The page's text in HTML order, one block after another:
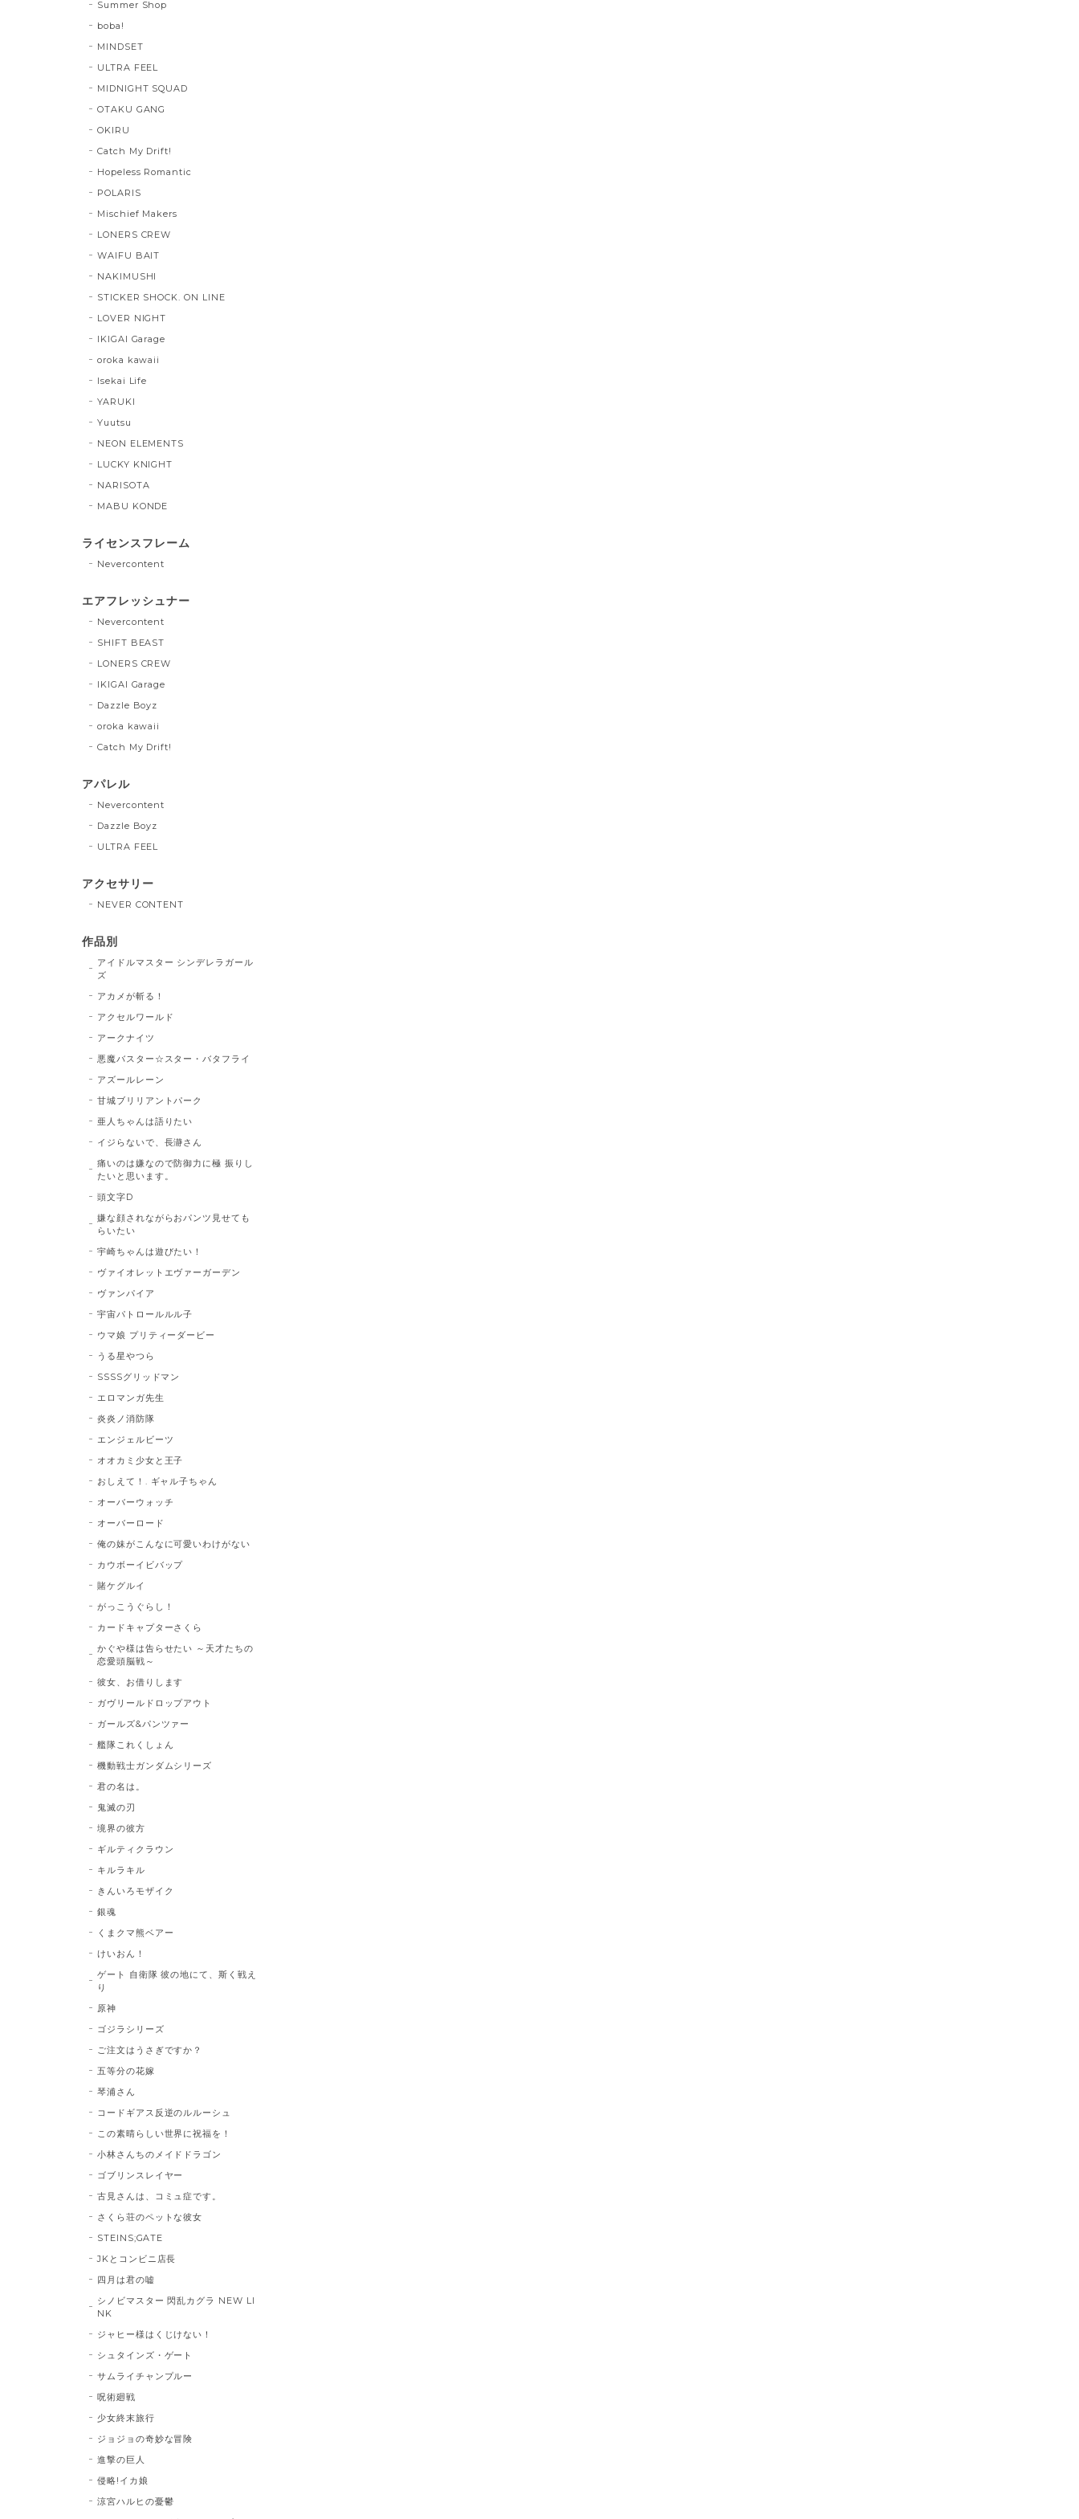
Summer Shop
boba!
MINDSET
ULTRA FEEL
MIDNIGHT SQUAD
OTAKU GANG
OKIRU
Catch My Drift!
Hopeless Romantic
POLARIS
Mischief Makers
LONERS CREW
WAIFU BAIT
NAKIMUSHI
STICKER SHOCK. ON LINE
LOVER NIGHT
IKIGAI Garage
oroka kawaii
Isekai Life
YARUKI
Yuutsu
NEON ELEMENTS
LUCKY KNIGHT
NARISOTA
MABU KONDE
ライセンスフレーム
Nevercontent
エアフレッシュナー
Nevercontent
SHIFT BEAST
LONERS CREW
IKIGAI Garage
Dazzle Boyz
oroka kawaii
Catch My Drift!
アパレル
Nevercontent
Dazzle Boyz
ULTRA FEEL
アクセサリー
NEVER CONTENT
作品別
アイドルマスター シンデレラガール
ズ
アカメが斬る！
アクセルワールド
アークナイツ
悪魔バスター☆スター・バタフライ
アズールレーン
甘城ブリリアントパーク
亜人ちゃんは語りたい
イジらないで、長瀞さん
痛いのは嫌なので防御力に極 振りし
たいと思います。
頭文字D
嫌な顔されながらおパンツ見せても
らいたい
宇崎ちゃんは遊びたい！
ヴァイオレットエヴァーガーデン
ヴァンパイア
宇宙パトロールルル子
ウマ娘 プリティーダービー
うる星やつら
SSSSグリッドマン
エロマンガ先生
炎炎ノ消防隊
エンジェルビーツ
オオカミ少女と王子
おしえて！. ギャル子ちゃん
オーバーウォッチ
オーバーロード
俺の妹がこんなに可愛いわけがない
カウボーイビバップ
賭ケグルイ
がっこうぐらし！
カードキャプターさくら
かぐや様は告らせたい ～天才たちの
恋愛頭脳戦～
彼女、お借りします
ガヴリールドロップアウト
ガールズ&パンツァー
艦隊これくしょん
機動戦士ガンダムシリーズ
君の名は。
鬼滅の刃
境界の彼方
ギルティクラウン
キルラキル
きんいろモザイク
銀魂
くまクマ熊ベアー
けいおん！
ゲート 自衛隊 彼の地にて、斯く戦え
り
原神
ゴジラシリーズ
ご注文はうさぎですか？
五等分の花嫁
琴浦さん
コードギアス反逆のルルーシュ
この素晴らしい世界に祝福を！
小林さんちのメイドドラゴン
ゴブリンスレイヤー
古見さんは、コミュ症です。
さくら荘のペットな彼女
STEINS;GATE
JKとコンビニ店長
四月は君の嘘
シノビマスター 閃乱カグラ NEW LI
NK
ジャヒー様はくじけない！
シュタインズ・ゲート
サムライチャンプルー
呪術廻戦
少女終末旅行
ジョジョの奇妙な冒険
進撃の巨人
侵略!イカ娘
涼宮ハルヒの憂鬱